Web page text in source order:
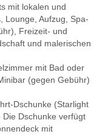
mit lokalen und
Lounge, Aufzug, Spa-
Freizeit- und
und malerischen
mit Bad oder
(gegen Gebühr)
Dschunke (Starlight
Dschunke verfügt
mit